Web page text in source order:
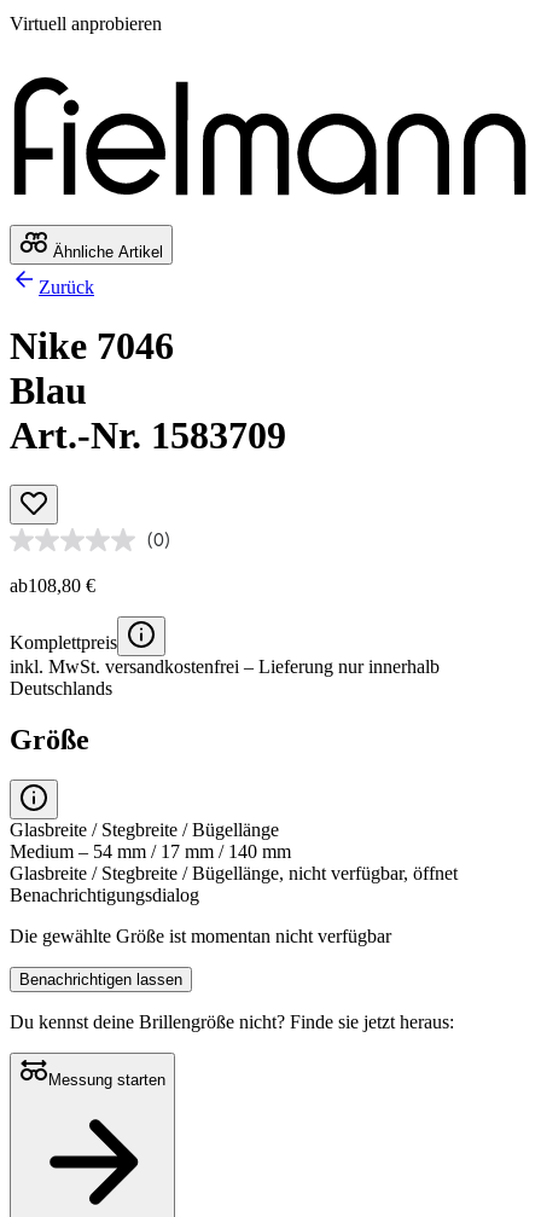
Virtuell anprobieren
Ähnliche Artikel
Zurück
Nike 7046
Blau
Art.-Nr. 1583709
(0)
ab108,80 €
Komplettpreis
inkl. MwSt. versandkostenfrei – Lieferung nur innerhalb
Deutschlands
Größe
Glasbreite / Stegbreite / Bügellänge
Medium – 54 mm / 17 mm / 140 mm
Glasbreite / Stegbreite / Bügellänge, nicht verfügbar, öffnet
Benachrichtigungsdialog
Die gewählte Größe ist momentan nicht verfügbar
Benachrichtigen lassen
Du kennst deine Brillengröße nicht? Finde sie jetzt heraus:
Messung starten